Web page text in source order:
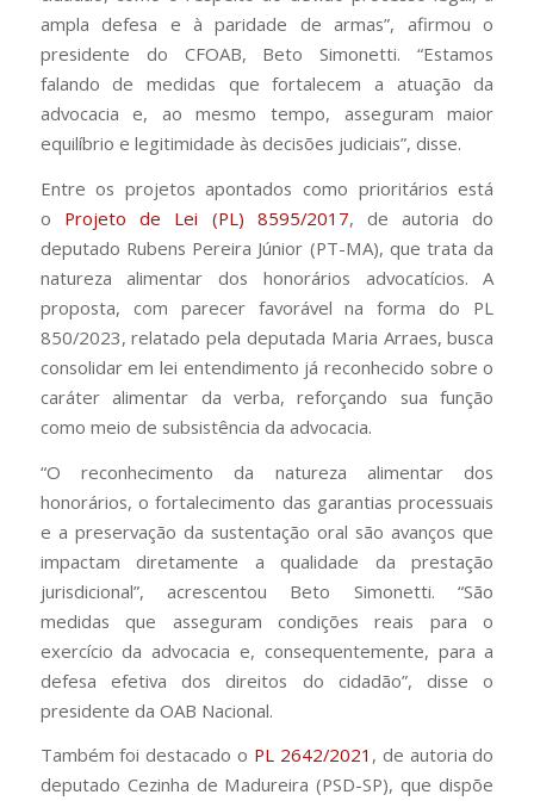
ampla defesa e à paridade de armas”, afirmou o
presidente do CFOAB, Beto Simonetti. “Estamos
falando de medidas que fortalecem a atuação da
advocacia e, ao mesmo tempo, asseguram maior
equilíbrio e legitimidade às decisões judiciais”, disse.
Entre os projetos apontados como prioritários está
o Projeto de Lei (PL) 8595/2017, de autoria do
deputado Rubens Pereira Júnior (PT-MA), que trata da
natureza alimentar dos honorários advocatícios. A
proposta, com parecer favorável na forma do PL
850/2023, relatado pela deputada Maria Arraes, busca
consolidar em lei entendimento já reconhecido sobre o
caráter alimentar da verba, reforçando sua função
como meio de subsistência da advocacia.
“O reconhecimento da natureza alimentar dos
honorários, o fortalecimento das garantias processuais
e a preservação da sustentação oral são avanços que
impactam diretamente a qualidade da prestação
jurisdicional”, acrescentou Beto Simonetti. “São
medidas que asseguram condições reais para o
exercício da advocacia e, consequentemente, para a
defesa efetiva dos direitos do cidadão”, disse o
presidente da OAB Nacional.
Também foi destacado o PL 2642/2021 , de autoria do
deputado Cezinha de Madureira (PSD-SP), que dispõe